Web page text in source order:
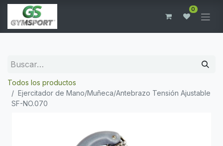
0
Todos los productos
Ejercitador de Mano/Muñeca/Antebrazo Tensión Ajustable
SF-NO.070